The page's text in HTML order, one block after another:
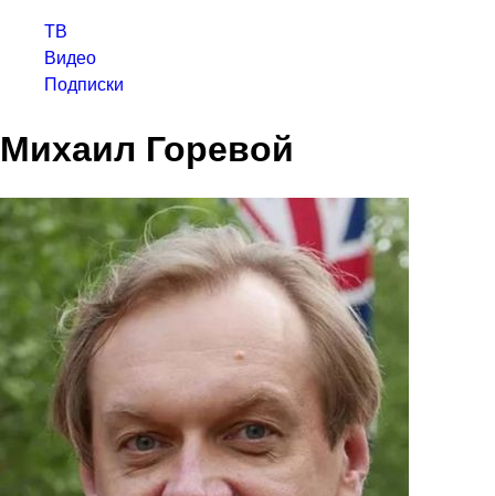
ТВ
Видео
Подписки
Михаил Горевой